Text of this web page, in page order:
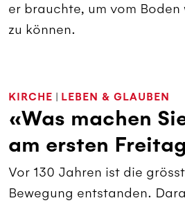
er brauchte, um vom
zu können.
KIRCHE | LEBEN & GLAUBEN
«Was machen
am ersten
Vor 130 Jahren ist die
Bewegung entstanden.